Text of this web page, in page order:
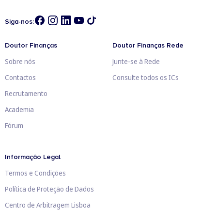
Siga-nos:
Doutor Finanças
Sobre nós
Contactos
Recrutamento
Academia
Fórum
Doutor Finanças Rede
Junte-se à Rede
Consulte todos os ICs
Informação Legal
Termos e Condições
Política de Proteção de Dados
Centro de Arbitragem Lisboa